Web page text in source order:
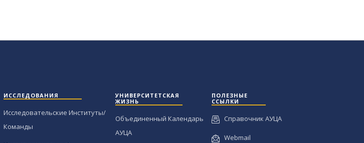
ИССЛЕДОВАНИЯ
Исследовательские Институты/
Команды
УНИВЕРСИТЕТСКАЯ
ЖИЗНЬ
Объединенный Календарь
АУЦА
ПОЛЕЗНЫЕ
ССЫЛКИ
Справочник АУЦА
Webmail